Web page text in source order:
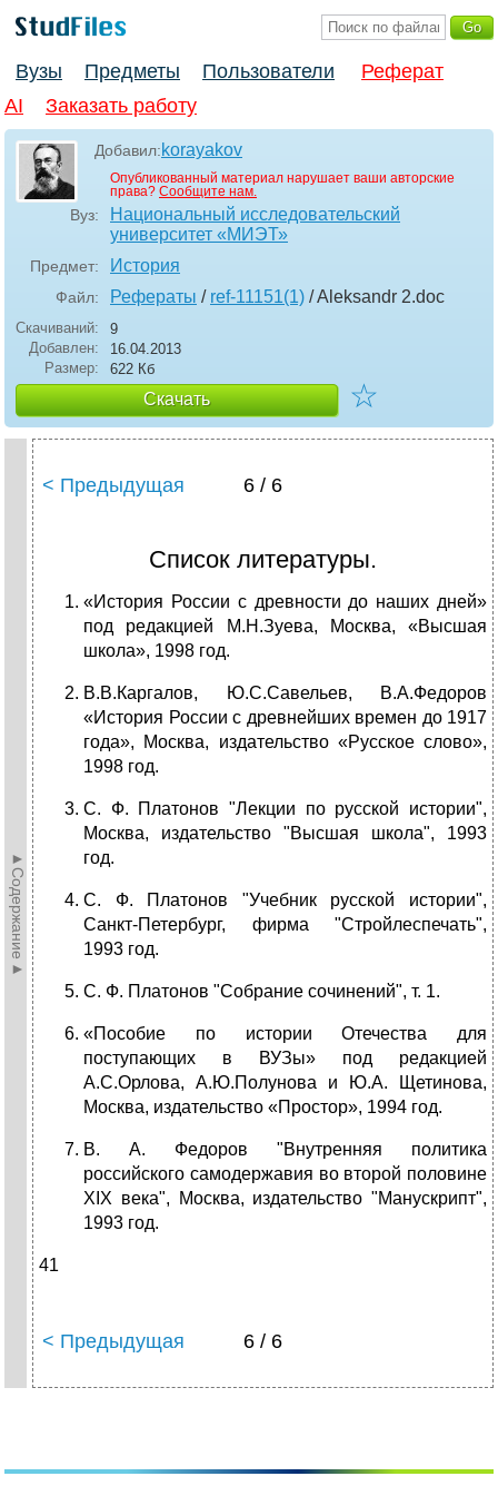
Вузы Предметы Пользователи
Реферат
AI
Заказать работу
Добавил:korayakov
Опубликованный материал нарушает ваши авторские
права? Сообщите нам.
Вуз:
Национальный исследовательский
университет «МИЭТ»
Предмет: История
Файл: Рефераты / ref-11151(1) / Aleksandr 2.doc
Скачиваний:
9
Добавлен:
16.04.2013
Размер:
622 Кб
Скачать ☆
►Содержание►
< Предыдущая 6 / 6
Список литературы.
«История России с древности до наших дней»
под редакцией М.Н.Зуева, Москва, «Высшая
школа», 1998 год.
В.В.Каргалов, Ю.С.Савельев, В.А.Федоров
«История России с древнейших времен до 1917
года», Москва, издательство «Русское слово»,
1998 год.
С. Ф. Платонов "Лекции по русской истории",
Москва, издательство "Высшая школа", 1993
год.
С. Ф. Платонов "Учебник русской истории",
Санкт-Петербург, фирма "Стройлеспечать",
1993 год.
С. Ф. Платонов "Собрание сочинений", т. 1.
«Пособие по истории Отечества для
поступающих в ВУЗы» под редакцией
А.С.Орлова, А.Ю.Полунова и Ю.А. Щетинова,
Москва, издательство «Простор», 1994 год.
В. А. Федоров "Внутренняя политика
российского самодержавия во второй половине
ХIХ века", Москва, издательство "Мануск­рипт",
1993 год.
41
< Предыдущая 6 / 6